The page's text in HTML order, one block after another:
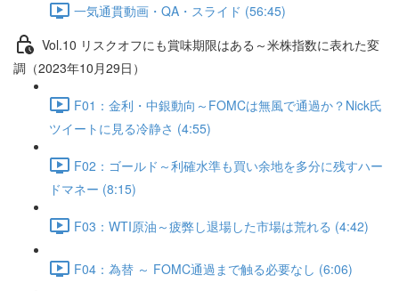
一気通貫動画・QA・スライド (56:45)
Vol.10 リスクオフにも賞味期限はある～米株指数に表れた変
調（2023年10月29日）
F01：金利・中銀動向～FOMCは無風で通過か？Nick氏
ツイートに見る冷静さ (4:55)
F02：ゴールド～利確水準も買い余地を多分に残すハー
ドマネー (8:15)
F03：WTI原油～疲弊し退場した市場は荒れる (4:42)
F04：為替 ～ FOMC通過まで触る必要なし (6:06)